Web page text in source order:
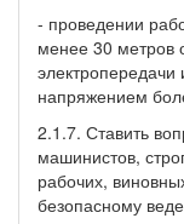
- проведении
менее 30 метров
электропередачи
напряжением
2.1.7. Ставить
машинистов,
рабочих,
безопасному